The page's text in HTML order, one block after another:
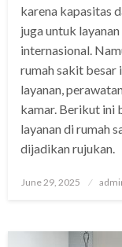
karena kapasitas
juga untuk
internasional.
rumah sakit besar
layanan,
kamar. Berikut ini
layanan di rumah
dijadikan rujukan.
Posted
June 29, 2025